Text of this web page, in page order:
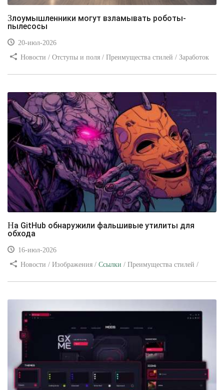
Злоумышленники могут взламывать роботы-
пылесосы
20-июл-2026
Новости / Отступы и поля / Преимущества стилей / Заработок
На GitHub обнаружили фальшивые утилиты для
обхода
16-июл-2026
Новости / Изображения / Ссылки / Преимущества стилей /